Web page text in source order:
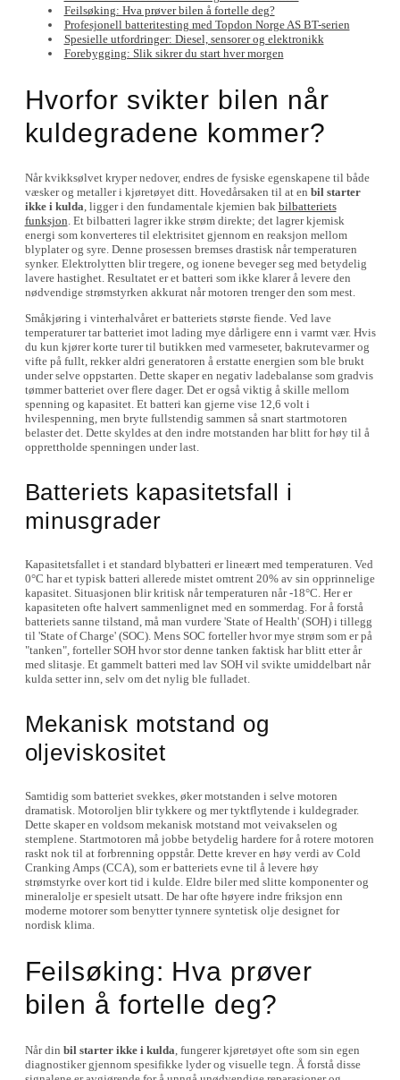
Feilsøking: Hva prøver bilen å fortelle deg?
Profesjonell batteritesting med Topdon Norge AS BT-serien
Spesielle utfordringer: Diesel, sensorer og elektronikk
Forebygging: Slik sikrer du start hver morgen
Hvorfor svikter bilen når
kuldegradene kommer?
Når kvikksølvet kryper nedover, endres de fysiske egenskapene til både
væsker og metaller i kjøretøyet ditt. Hovedårsaken til at en bil starter
ikke i kulda, ligger i den fundamentale kjemien bak bilbatteriets
funksjon. Et bilbatteri lagrer ikke strøm direkte; det lagrer kjemisk
energi som konverteres til elektrisitet gjennom en reaksjon mellom
blyplater og syre. Denne prosessen bremses drastisk når temperaturen
synker. Elektrolytten blir tregere, og ionene beveger seg med betydelig
lavere hastighet. Resultatet er et batteri som ikke klarer å levere den
nødvendige strømstyrken akkurat når motoren trenger den som mest.
Småkjøring i vinterhalvåret er batteriets største fiende. Ved lave
temperaturer tar batteriet imot lading mye dårligere enn i varmt vær. Hvis
du kun kjører korte turer til butikken med varmeseter, bakrutevarmer og
vifte på fullt, rekker aldri generatoren å erstatte energien som ble brukt
under selve oppstarten. Dette skaper en negativ ladebalanse som gradvis
tømmer batteriet over flere dager. Det er også viktig å skille mellom
spenning og kapasitet. Et batteri kan gjerne vise 12,6 volt i
hvilespenning, men bryte fullstendig sammen så snart startmotoren
belaster det. Dette skyldes at den indre motstanden har blitt for høy til å
opprettholde spenningen under last.
Batteriets kapasitetsfall i
minusgrader
Kapasitetsfallet i et standard blybatteri er lineært med temperaturen. Ved
0°C har et typisk batteri allerede mistet omtrent 20% av sin opprinnelige
kapasitet. Situasjonen blir kritisk når temperaturen når -18°C. Her er
kapasiteten ofte halvert sammenlignet med en sommerdag. For å forstå
batteriets sanne tilstand, må man vurdere 'State of Health' (SOH) i tillegg
til 'State of Charge' (SOC). Mens SOC forteller hvor mye strøm som er på
"tanken", forteller SOH hvor stor denne tanken faktisk har blitt etter år
med slitasje. Et gammelt batteri med lav SOH vil svikte umiddelbart når
kulda setter inn, selv om det nylig ble fulladet.
Mekanisk motstand og
oljeviskositet
Samtidig som batteriet svekkes, øker motstanden i selve motoren
dramatisk. Motoroljen blir tykkere og mer tyktflytende i kuldegrader.
Dette skaper en voldsom mekanisk motstand mot veivakselen og
stemplene. Startmotoren må jobbe betydelig hardere for å rotere motoren
raskt nok til at forbrenning oppstår. Dette krever en høy verdi av Cold
Cranking Amps (CCA), som er batteriets evne til å levere høy
strømstyrke over kort tid i kulde. Eldre biler med slitte komponenter og
mineralolje er spesielt utsatt. De har ofte høyere indre friksjon enn
moderne motorer som benytter tynnere syntetisk olje designet for
nordisk klima.
Feilsøking: Hva prøver
bilen å fortelle deg?
Når din bil starter ikke i kulda, fungerer kjøretøyet ofte som sin egen
diagnostiker gjennom spesifikke lyder og visuelle tegn. Å forstå disse